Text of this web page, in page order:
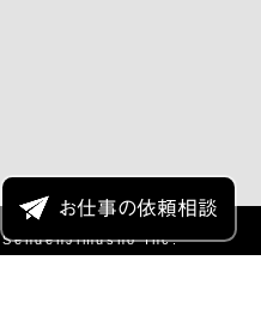
Inc.
お仕事の依頼相談